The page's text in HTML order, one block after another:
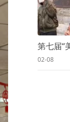
第七届“
02-08